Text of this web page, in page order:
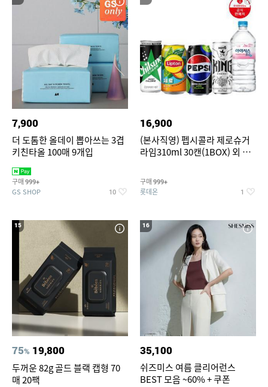
7,900
더 도톰한 올데이 뽑아쓰는 3겹
키친타올 100매 9개입
구매 999+
GS SHOP 10
16,900
(본사직영) 펩시콜라 제로슈거
라임310ml 30캔(1BOX) 외 롯
구매 999+
롯데온 1
15
75% 19,800
두꺼운 82g 골드 블랙 캡형 70
매 20팩
16
35,100
쉬즈미스 여름 클리어런스
BEST 모음 ~60% + 쿠폰